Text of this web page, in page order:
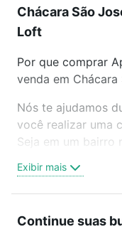
Chácara São
Loft
Por que comprar
venda em Chácara
Nós te ajudamos
você realizar uma
Seja em um bairro
oferta ideal de
venda em Chácara
ou por
Exibir mais
Continue suas